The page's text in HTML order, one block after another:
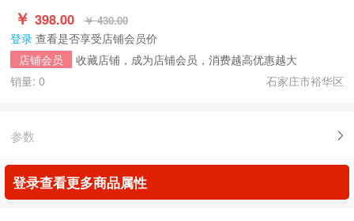
￥ 398.00 ￥ 430.00
登录 查看是否享受店铺会员价
店铺会员
收藏店铺，成为店铺会员，消费越高优惠越大
销量: 0
石家庄市裕华区
参数
登录查看更多商品属性